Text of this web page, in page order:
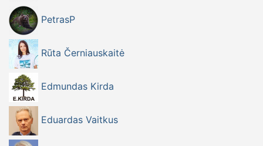
PetrasP
Rūta Černiauskaitė
Edmundas Kirda
Eduardas Vaitkus